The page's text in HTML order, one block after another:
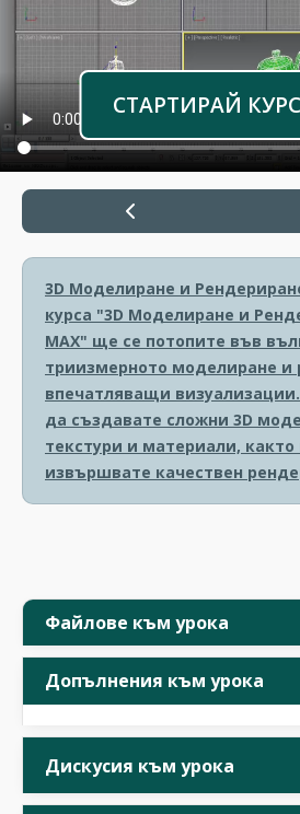
Файлове към урока
Допълнения към урока
Дискусия към урока
СТАРТИРАЙ
3D Моделиране и
курса "3D Моделиране и
MAX" ще се потопите във
триизмерното моделиране и
впечатляващи
да създавате сложни 3D
текстури и материали, както
извършвате качествен